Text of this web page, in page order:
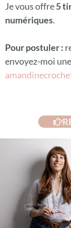
Je vous offre5
numériques.
Pour postuler :
envoyez-moi